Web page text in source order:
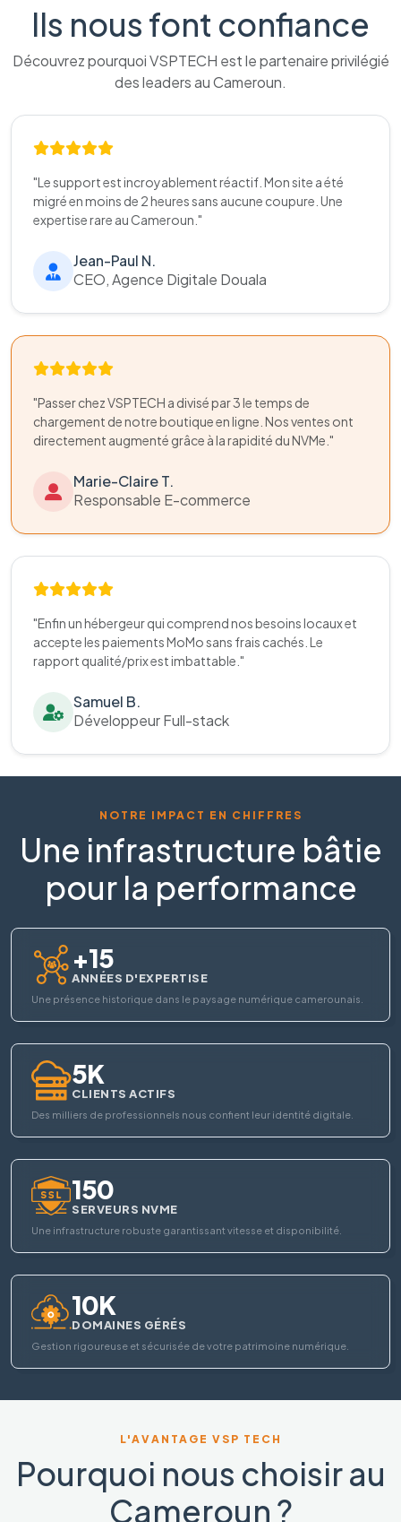
Ils nous font confiance
Découvrez pourquoi VSPTECH est le partenaire privilégié
des leaders au Cameroun.
"Le support est incroyablement réactif. Mon site a été
migré en moins de 2 heures sans aucune coupure. Une
expertise rare au Cameroun."
Jean-Paul N.
CEO, Agence Digitale Douala
"Passer chez VSPTECH a divisé par 3 le temps de
chargement de notre boutique en ligne. Nos ventes ont
directement augmenté grâce à la rapidité du NVMe."
Marie-Claire T.
Responsable E-commerce
"Enfin un hébergeur qui comprend nos besoins locaux et
accepte les paiements MoMo sans frais cachés. Le
rapport qualité/prix est imbattable."
Samuel B.
Développeur Full-stack
NOTRE IMPACT EN CHIFFRES
Une infrastructure bâtie
pour la performance
+15
ANNÉES D'EXPERTISE
Une présence historique dans le paysage numérique camerounais.
5K
CLIENTS ACTIFS
Des milliers de professionnels nous confient leur identité digitale.
150
SERVEURS NVME
Une infrastructure robuste garantissant vitesse et disponibilité.
10K
DOMAINES GÉRÉS
Gestion rigoureuse et sécurisée de votre patrimoine numérique.
L'AVANTAGE VSP TECH
Pourquoi nous choisir au
Cameroun ?